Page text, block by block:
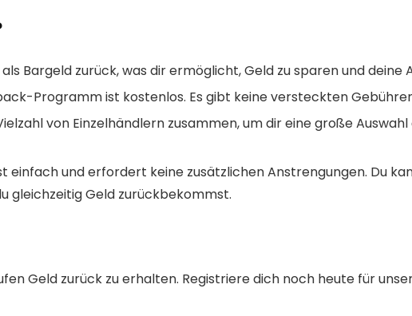
Bargeld zurück, was dir ermöglicht, Geld zu sparen und deine
Programm ist kostenlos. Es gibt keine versteckten
von Einzelhändlern zusammen, um dir eine große
einfach und erfordert keine zusätzlichen Anstrengungen. Du
gleichzeitig Geld zurückbekommst.
Geld zurück zu erhalten. Registriere dich noch heute für